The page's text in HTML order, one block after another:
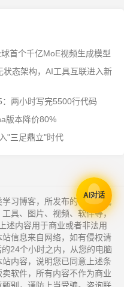
首个千亿MoE视频生成模型
态架构，AI工具互联进入新
两小时写完5500行代码
版本降价80%
"三足鼎立"时代
习博客，所发布的一切形式
具、图片、视频、软件等，
述内容用于商业或者非法用
信息来自网络，如有侵权请
24个小时之内，从您的电脑
内容，说明您已同意上述条
软件，所有内容不作为商业
AI对话